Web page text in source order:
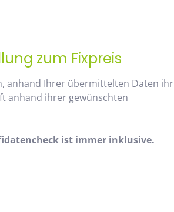
zum Fixpreis
anhand Ihrer übermittelten Daten ihr
anhand ihrer gewünschten
ist immer inklusive.